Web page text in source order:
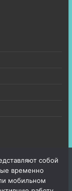
собой
временно
мобильном